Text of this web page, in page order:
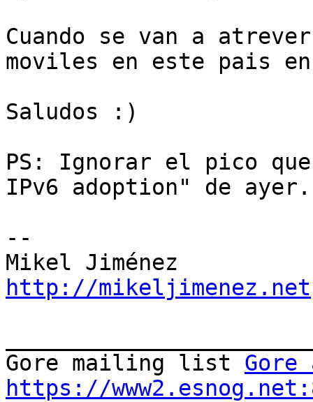
Cuando se van a
moviles en este pais
Saludos :)
PS: Ignorar el pico
IPv6 adoption" de
--
http://mikeljimenez.net
Gore mailing list
https://